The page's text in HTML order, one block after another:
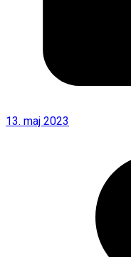
13. maj 2023